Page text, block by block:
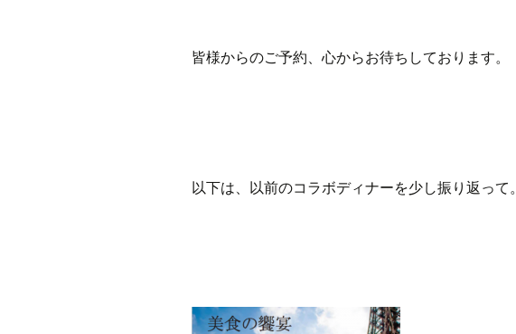
皆様からのご予約、心からお待ちしております。
以下は、以前のコラボディナーを少し振り返って。